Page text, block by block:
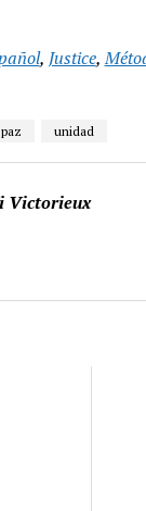
, Justice,
paz unidad
Victorieux